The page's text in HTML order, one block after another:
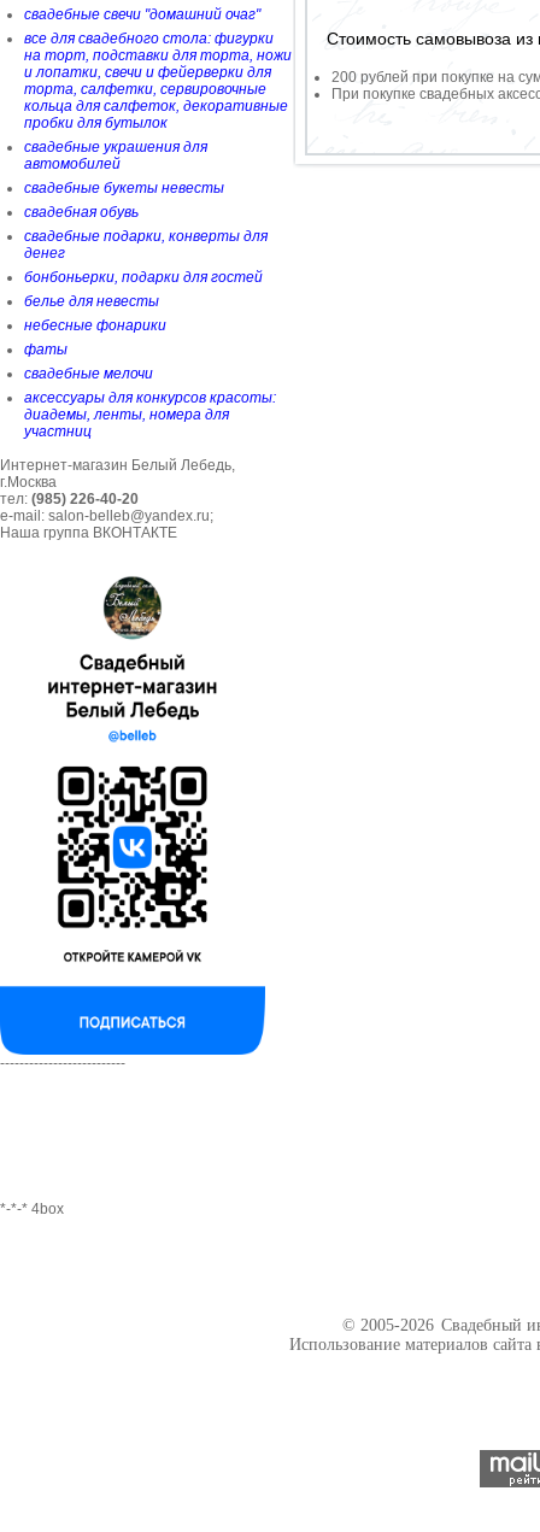
свадебные свечи "домашний очаг"
все для свадебного стола: фигурки
на торт, подставки для торта, ножи
и лопатки, свечи и фейерверки для
торта, салфетки, сервировочные
кольца для салфеток, декоративные
пробки для бутылок
свадебные украшения для
автомобилей
свадебные букеты невесты
свадебная обувь
свадебные подарки, конверты для
денег
бонбоньерки, подарки для гостей
белье для невесты
небесные фонарики
фаты
свадебные мелочи
аксессуары для конкурсов красоты:
диадемы, ленты, номера для
участниц
Интернет-магазин Белый Лебедь,
г.Москва
тел: (985) 226-40-20
e-mail: salon-belleb@yandex.ru;
Наша группа ВКОНТАКТЕ
--------------------------
*-*-* 4box
Стоимость самовывоза из
200 рублей при покупке на
При покупке свадебных
© 2005-2026 Свадебный
Использование материалов